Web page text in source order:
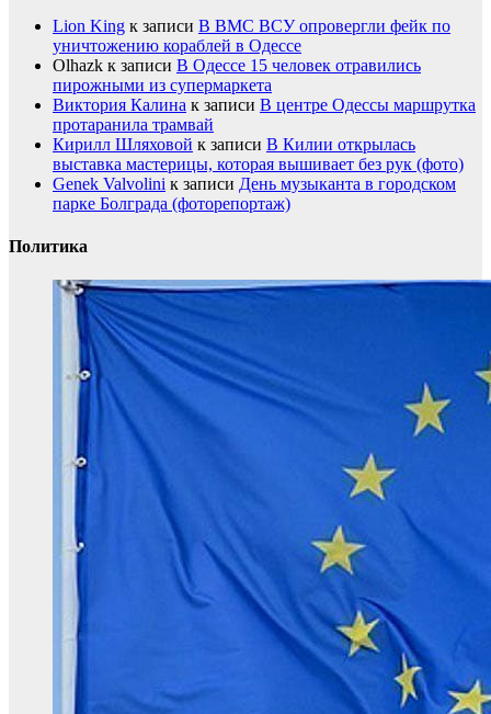
Lion King к записи В ВМС ВСУ опровергли фейк по
уничтожению кораблей в Одессе
Olhazk к записи В Одессе 15 человек отравились
пирожными из супермаркета
Виктория Калина к записи В центре Одессы маршрутка
протаранила трамвай
Кирилл Шляховой к записи В Килии открылась
выставка мастерицы, которая вышивает без рук (фото)
Genek Valvolini к записи День музыканта в городском
парке Болграда (фоторепортаж)
Политика